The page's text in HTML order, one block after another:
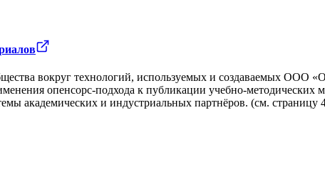
вокруг технологий, используемых и создаваемых
опенсорс-подхода к публикации учебно-
академических и индустриальных партнёров. (см. страницу